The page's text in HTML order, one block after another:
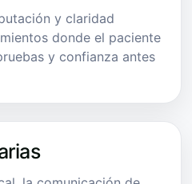
y claridad
donde el paciente
y confianza antes